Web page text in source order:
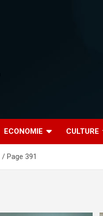
ECONOMIE CULTURE
Page 391